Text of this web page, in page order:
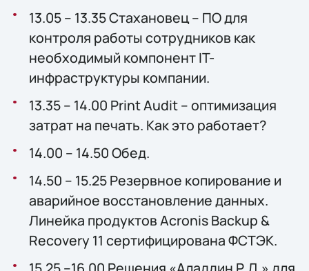
13.05 – 13.35 Стахановец – ПО для
контроля работы сотрудников как
необходимый компонент IT-
инфраструктуры компании.
13.35 – 14.00 Print Audit – оптимизация
затрат на печать. Как это работает?
14.00 – 14.50 Обед.
14.50 – 15.25 Резервное копирование и
аварийное восстановление данных.
Линейка продуктов Acronis Backup &
Recovery 11 сертифицирована ФСТЭК.